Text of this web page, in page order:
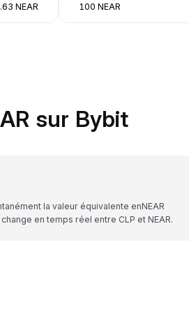
NEAR 100 NEAR
sur Bybit
la valeur équivalente enNEAR
en temps réel entre CLP et NEAR.